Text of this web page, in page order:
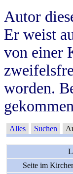
Autor
Er weist
von einer
worden.
Alles Suchen
Seite im